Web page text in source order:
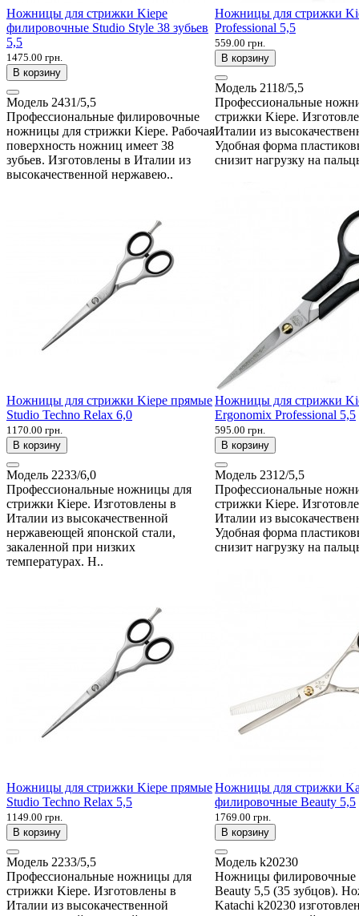
Ножницы для стрижки Kiepe
филировочные Studio Style 38 зубьев
5,5
1475.00 грн.
В корзину
Модель 2431/5,5
Профессиональные филировочные
ножницы для стрижки Kiepe. Рабочая
поверхность ножниц имеет 38
зубьев. Изготовлены в Италии из
высокачественной нержавею..
Ножницы для стрижки
Professional 5,5
559.00 грн.
В корзину
Модель 2118/5,5
Профессиональные
стрижки Kiepe.
Италии из
Удобная форма
снизит нагрузку на
Ножницы для стрижки Kiepe прямые
Studio Techno Relax 6,0
1170.00 грн.
В корзину
Модель 2233/6,0
Профессиональные ножницы для
стрижки Kiepe. Изготовлены в
Италии из высокачественной
нержавеющей японской стали,
закаленной при низких
температурах. Н..
Ножницы для стрижки
Ergonomix Professional 5,5
595.00 грн.
В корзину
Модель 2312/5,5
Профессиональные
стрижки Kiepe.
Италии из
Удобная форма
снизит нагрузку на
Ножницы для стрижки Kiepe прямые
Studio Techno Relax 5,5
1149.00 грн.
В корзину
Модель 2233/5,5
Профессиональные ножницы для
стрижки Kiepe. Изготовлены в
Италии из высокачественной
Ножницы для стрижки
филировочные Beauty 5,5
1769.00 грн.
В корзину
Модель k20230
Ножницы филировочные
Beauty 5,5 (35 зубцов).
Katachi k20230